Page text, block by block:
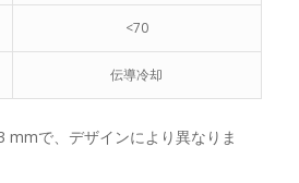
<70
伝導冷却
mmで、デザインにより異なりま